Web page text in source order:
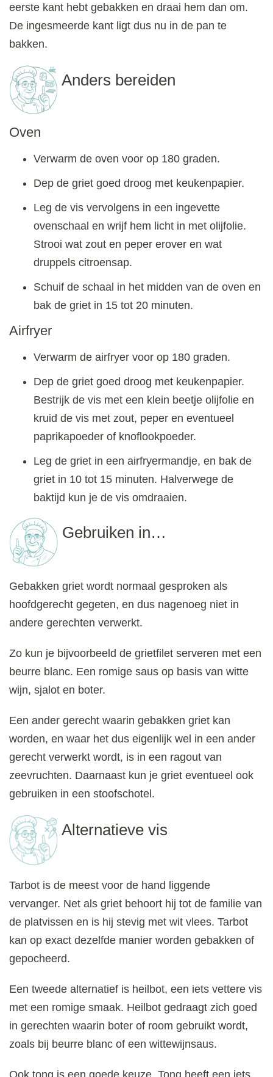
eerste kant hebt gebakken en draai hem dan om.
De ingesmeerde kant ligt dus nu in de pan te
bakken.
Anders bereiden
Oven
Verwarm de oven voor op 180 graden.
Dep de griet goed droog met keukenpapier.
Leg de vis vervolgens in een ingevette
ovenschaal en wrijf hem licht in met olijfolie.
Strooi wat zout en peper erover en wat
druppels citroensap.
Schuif de schaal in het midden van de oven en
bak de griet in 15 tot 20 minuten.
Airfryer
Verwarm de airfryer voor op 180 graden.
Dep de griet goed droog met keukenpapier.
Bestrijk de vis met een klein beetje olijfolie en
kruid de vis met zout, peper en eventueel
paprikapoeder of knoflookpoeder.
Leg de griet in een airfryermandje, en bak de
griet in 10 tot 15 minuten. Halverwege de
baktijd kun je de vis omdraaien.
Gebruiken in…
Gebakken griet wordt normaal gesproken als
hoofdgerecht gegeten, en dus nagenoeg niet in
andere gerechten verwerkt.
Zo kun je bijvoorbeeld de grietfilet serveren met een
beurre blanc. Een romige saus op basis van witte
wijn, sjalot en boter.
Een ander gerecht waarin gebakken griet kan
worden, en waar het dus eigenlijk wel in een ander
gerecht verwerkt wordt, is in een ragout van
zeevruchten. Daarnaast kun je griet eventueel ook
gebruiken in een stoofschotel.
Alternatieve vis
Tarbot is de meest voor de hand liggende
vervanger. Net als griet behoort hij tot de familie van
de platvissen en is hij stevig met wit vlees. Tarbot
kan op exact dezelfde manier worden gebakken of
gepocheerd.
Een tweede alternatief is heilbot, een iets vettere vis
met een romige smaak. Heilbot gedraagt zich goed
in gerechten waarin boter of room gebruikt wordt,
zoals bij beurre blanc of een wittewijnsaus.
Ook tong is een goede keuze. Tong heeft een iets